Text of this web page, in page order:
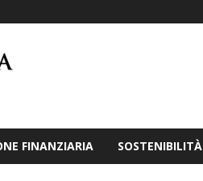
FINANZIARIA SOSTENIBILITÀ